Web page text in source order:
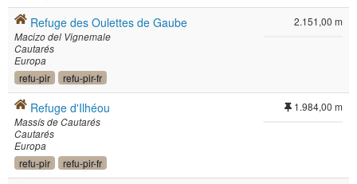
Refuge des Oulettes de Gaube
Macizo del Vignemale
Cautarés
Europa
refu-pir refu-pir-fr
2.151,00 m
Refuge d'Ilhéou
Massís de Cautarés
Cautarés
Europa
refu-pir refu-pir-fr
1.984,00 m